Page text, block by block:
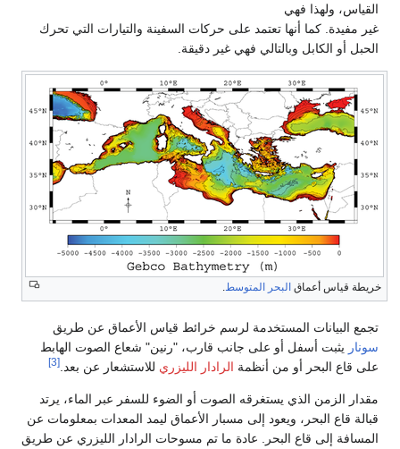
ولهذا فهي
كما أنها تعتمد على حركات السفينة والتيارات التي تحرك
أو الكابل وبالتالي فهي غير دقيقة.
قياس أعماقالبحر المتوسط
البيانات المستخدمة لرسم خرائط قياس الأعماق عن طريق
يثبت أسفل أو على جانب قارب، "رنين" شعاع الصوت الهابط
البحر أو من أنظمةالرادار الليزري للاستشعار عن بعد.
الزمن الذي يستغرقه الصوت أو الضوء للسفر عبر الماء، يرتد
قاع البحر، ويعود إلى مسبار الأعماق ليمد المعدات بمعلومات عن
إلى قاع البحر. عادة ما تم مسوحات الرادار الليزري عن طريق